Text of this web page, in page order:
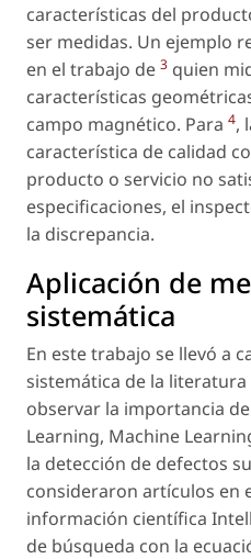
características del
ser medidas. Un ejemplo
en el trabajo de 3 quien
características
campo magnético. Para 4,
característica de calidad
producto o servicio no
especificaciones, el
la discrepancia.
Aplicación de
sistemática
En este trabajo se llevó a
sistemática de la
observar la importancia
Learning, Machine
la detección de defectos
consideraron artículos en
información científica
de búsqueda con la